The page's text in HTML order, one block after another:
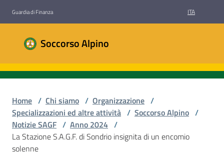
Guardia di Finanza ITA
Soccorso Alpino
Alpino
Guardia di
Finanza
Chi
siamo
Home / Chi siamo / Organizzazione /
Specializzazioni ed altre attività / Soccorso Alpino /
Notizie SAGF / Anno 2024 /
La Stazione S.A.G.F. di Sondrio insignita di un encomio
solenne